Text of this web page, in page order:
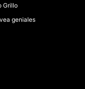
Grillo
geniales